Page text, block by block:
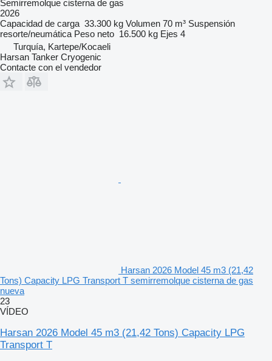
Semirremolque cisterna de gas
2026
Capacidad de carga 33.300 kg Volumen 70 m³ Suspensión
resorte/neumática Peso neto 16.500 kg Ejes 4
Turquía, Kartepe/Kocaeli
Harsan Tanker Cryogenic
Contacte con el vendedor
Harsan 2026 Model 45 m3 (21,42
Tons) Capacity LPG Transport T semirremolque cisterna de gas
nueva
23
VÍDEO
Harsan 2026 Model 45 m3 (21,42 Tons) Capacity LPG
Transport T